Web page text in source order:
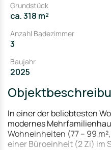
Grundstück
ca. 318 m²
Anzahl Badezimmer
3
Baujahr
2025
In einer der beliebtesten
modernes
Wohneinheiten (77 – 99
einer Büroeinheit (2 Zi) im